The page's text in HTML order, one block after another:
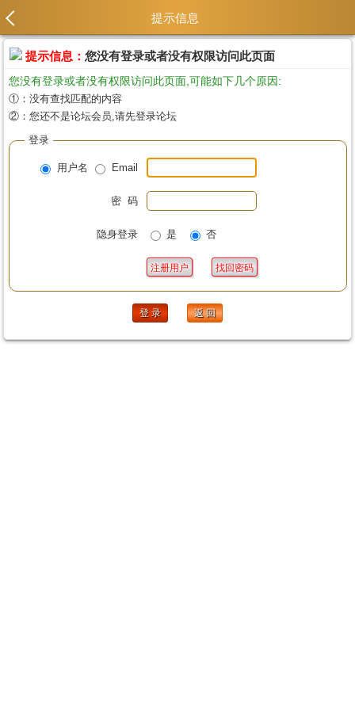
提示信息
提示信息： 您没有登录或者没有权限访问此页面
您没有登录或者没有权限访问此页面,可能如下几个原因:
①：没有查找匹配的内容
②：您还不是论坛会员,请先登录论坛
登录
用户名 Email
密 码
隐身登录 是 否